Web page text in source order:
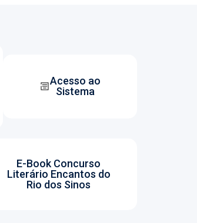
Acesso ao
Sistema
E-Book Concurso
Literário Encantos do
Rio dos Sinos